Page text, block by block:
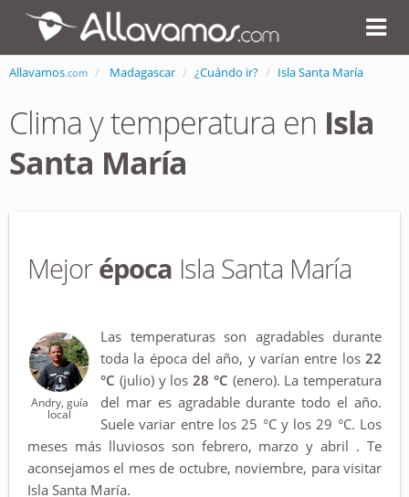
Allavamos.com Madagascar ¿Cuándo ir? Isla Santa María
Clima y temperatura en Isla
Santa María
Mejorépoca Isla Santa María
Andry, guía
local
Las temperaturas son agradables durante
toda la época del año, y varían entre los 22
°C (julio) y los 28 °C (enero). La temperatura
del mar es agradable durante todo el año.
Suele variar entre los 25 °C y los 29 °C. Los
meses más lluviosos son febrero, marzo y abril . Te
aconsejamos el mes de octubre, noviembre, para visitar
Isla Santa María.